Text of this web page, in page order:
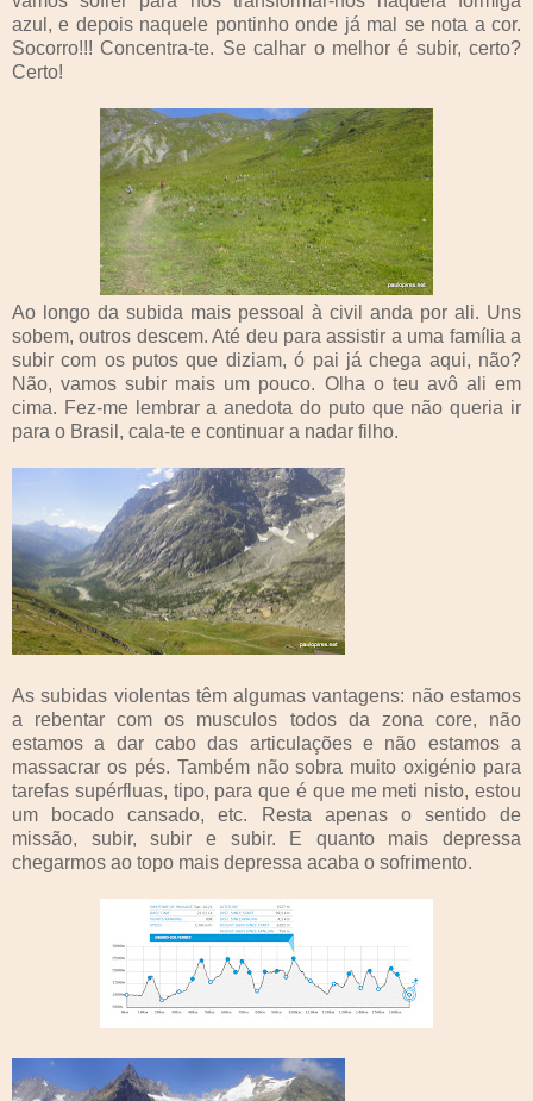
azul, e depois naquele pontinho onde já mal se nota a cor.
Socorro!!! Concentra-te. Se calhar o melhor é subir, certo?
Certo!
Ao longo da subida mais pessoal à civil anda por ali. Uns
sobem, outros descem. Até deu para assistir a uma família a
subir com os putos que diziam, ó pai já chega aqui, não?
Não, vamos subir mais um pouco. Olha o teu avô ali em
cima. Fez-me lembrar a anedota do puto que não queria ir
para o Brasil, cala-te e continuar a nadar filho.
As subidas violentas têm algumas vantagens: não estamos
a rebentar com os musculos todos da zona core, não
estamos a dar cabo das articulações e não estamos a
massacrar os pés. Também não sobra muito oxigénio para
tarefas supérfluas, tipo, para que é que me meti nisto, estou
um bocado cansado, etc. Resta apenas o sentido de
missão, subir, subir e subir. E quanto mais depressa
chegarmos ao topo mais depressa acaba o sofrimento.